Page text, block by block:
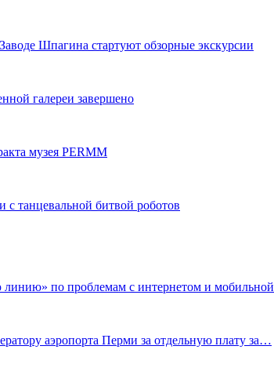
Шпагина стартуют обзорные экскурсии
галереи завершено
музея PERMM
танцевальной битвой роботов
линию» по проблемам с интернетом и
аэропорта Перми за отдельную плату за…